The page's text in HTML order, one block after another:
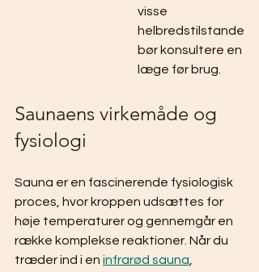
visse
helbredstilstande
bør konsultere en
læge før brug.
Saunaens virkemåde og
fysiologi
Sauna er en fascinerende fysiologisk
proces, hvor kroppen udsættes for
høje temperaturer og gennemgår en
række komplekse reaktioner. Når du
træder ind i en infrarød sauna